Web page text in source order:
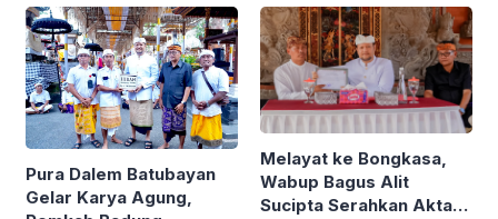
Pura Dalem Batubayan
Gelar Karya Agung,
Melayat ke Bongkasa,
Wabup Bagus Alit
Sucipta Serahkan Akta